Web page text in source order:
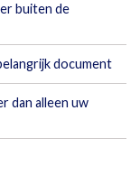
buiten de
document
dan alleen uw